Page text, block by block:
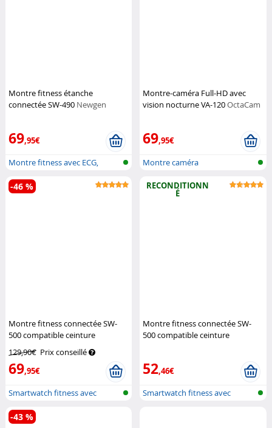
Montre fitness étanche
connectée SW-490 Newgen
69,95€
Montre fitness avec ECG,
fréquence...
Montre-caméra Full-HD avec
vision nocturne VA-120OctaCam
69,95€
Montre caméra
Montre fitness connectée SW-
500 compatible ceinture
Newgen Medicals
129,90€ Prix conseillé
69,95€
-46 %
Smartwatch fitness avec
affichage g...
RECONDITIONN
É
Montre fitness connectée SW-
500 compatible ceinture
52,46€
Smartwatch fitness avec
-43 %